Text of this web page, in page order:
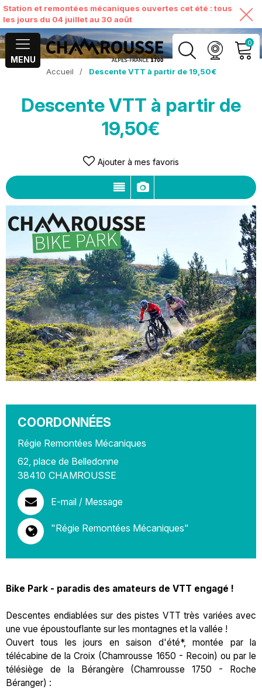
Station et remontées mécaniques ouvertes cet été : tous
les jours du 04 juillet au 30 août
MENU
0
MON COMPTE
VOIR MON PANIER
Accueil / Descente VTT à partir de 19,50€
Descente VTT à partir de
19,50€
Ajouter à mes favoris
COORDONNÉES
Régie Remontées Mécaniques
62, place de Belledonne
38410 CHAMROUSSE
E-mail / Message
"Régie Remontées Mécaniques"
Bike Park - paradis des amateurs de VTT engagé !
Descentes endiablées sur des pistes VTT très variées avec
une vue époustouflante sur les montagnes et la vallée !
Ouvert tous les jours en saison d'été*, montée par la
télécabine de la Croix (Chamrousse 1650 - Recoin) ou par le
télésiège de la Bérangère (Chamrousse 1750 - Roche
Béranger) :